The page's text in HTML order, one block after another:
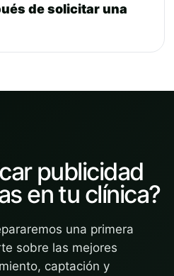
de solicitar una
publicidad
en tu clínica?
una primera
sobre las mejores
captación y